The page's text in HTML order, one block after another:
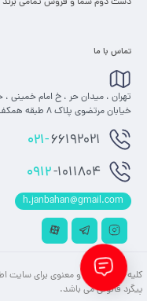
تماس با ما
تهران ، میدان حر ، خ امام خمینی
خیابان مرتضوی پلاک 8 طبقه همکف
021-66192021
0912-1011804
h.janbahan@gmail.com
کلیه حقوق مادی و معنوی برای سایت
پیگرد قانونی می باشد.